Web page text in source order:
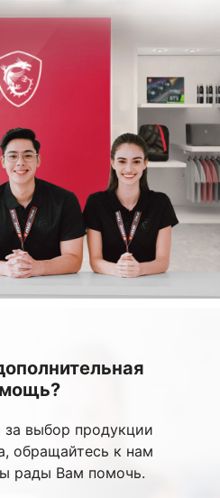
выбор продукции
обращайтесь к нам
рады Вам помочь.